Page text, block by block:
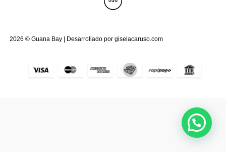
2026 © Guana Bay | Desarrollado por giselacaruso.com